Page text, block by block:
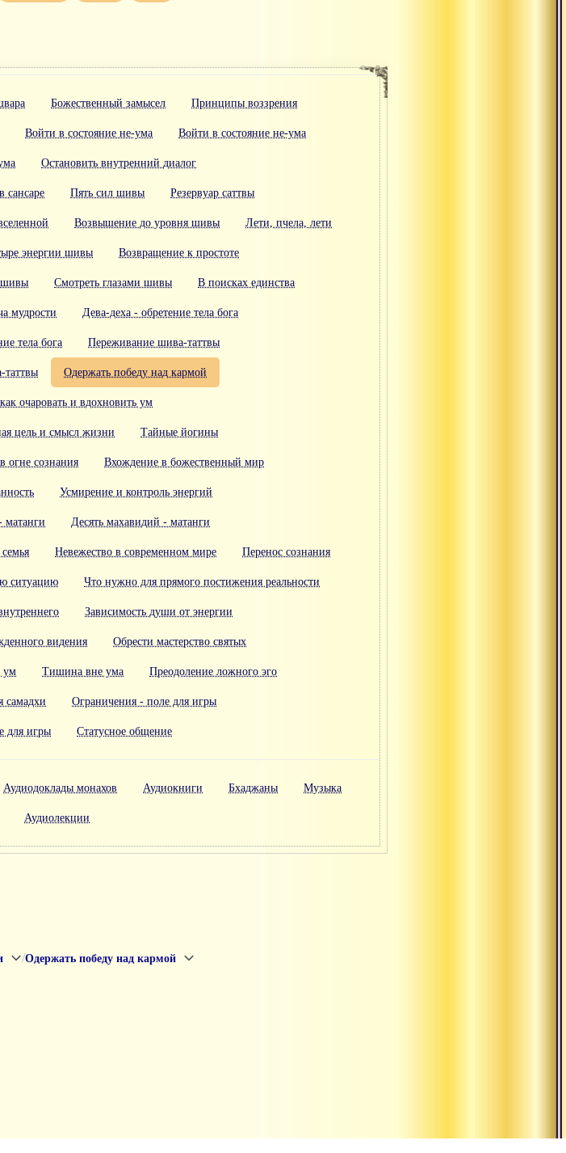
Божественный замысел Принципы воззрения
Войти в состояние не-ума Войти в состояние не-ума
Остановить внутренний диалог
сансаре Пять сил шивы Резервуар саттвы
Возвышение до уровня шивы Лети, пчела, лети
энергии шивы Возвращение к простоте
шивы Смотреть глазами шивы В поисках единства
мудрости Дева-деха - обретение тела бога
тела бога Переживание шива-таттвы
Одержать победу над кармой
очаровать и вдохновить ум
цель и смысл жизни Тайные йогины
огне сознания Вхождение в божественный мир
Усмирение и контроль энергий
матанги Десять махавидий - матанги
Невежество в современном мире Перенос сознания
ситуацию Что нужно для прямого постижения реальности
Зависимость души от энергии
видения Обрести мастерство святых
ум Тишина вне ума Преодоление ложного эго
самадхи Ограничения - поле для игры
для игры Статусное общение
Аудиодоклады монахов Аудиокниги Бхаджаны Музыка
Аудиолекции
/Одержать победу над кармой